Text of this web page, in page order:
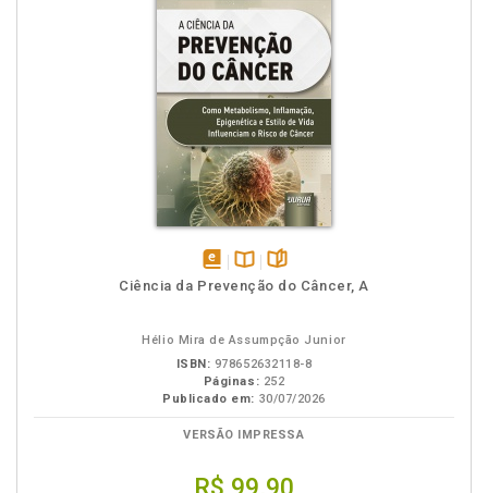
disponívelDisponível
páginas
Ciência da Prevenção do Câncer, A
Hélio Mira de Assumpção Junior
ISBN: 978652632118-8
Páginas: 252
Publicado em: 30/07/2026
VERSÃO IMPRESSA